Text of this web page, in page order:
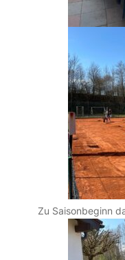
Zu Saisonbeginn